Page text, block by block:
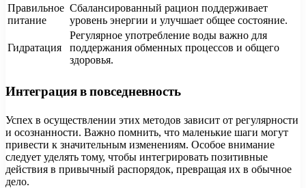
Правильное
питание
Сбалансированный рацион поддерживает
уровень энергии и улучшает общее состояние.
Гидратация
Регулярное употребление воды важно для
поддержания обменных процессов и общего
здоровья.
Интеграция в повседневность
Успех в осуществлении этих методов зависит от регулярности
и осознанности. Важно помнить, что маленькие шаги могут
привести к значительным изменениям. Особое внимание
следует уделять тому, чтобы интегрировать позитивные
действия в привычный распорядок, превращая их в обычное
дело.